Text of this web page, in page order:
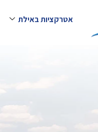
אטרקציות באילת